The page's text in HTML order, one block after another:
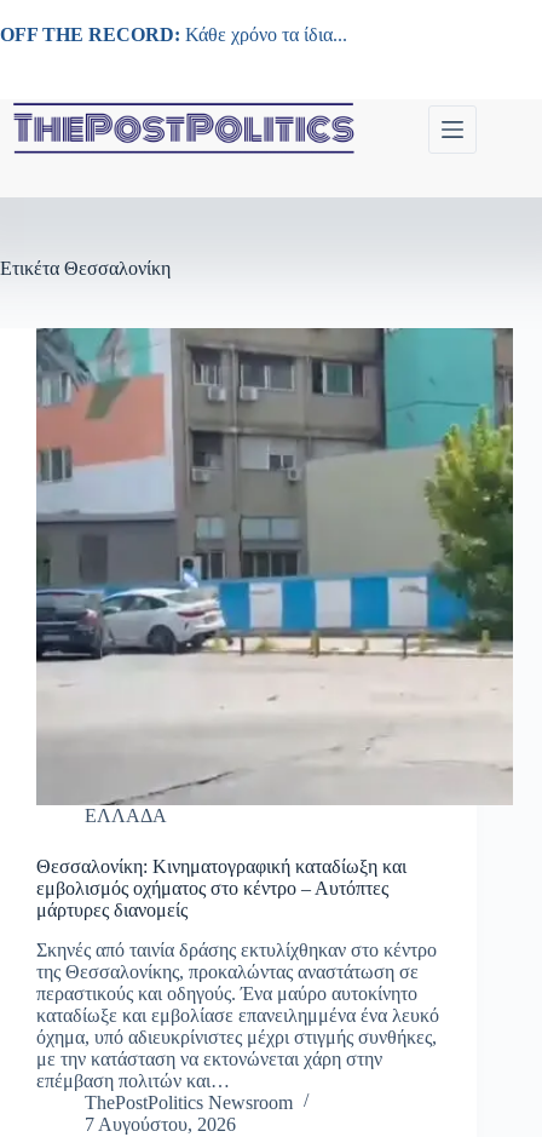
στο
OFF THE RECORD: Κάθε χρόνο τα ίδια...
Ετικέτα Θεσσαλονίκη
ΕΛΛΑΔΑ
Θεσσαλονίκη: Κινηματογραφική καταδίωξη και
εμβολισμός οχήματος στο κέντρο – Αυτόπτες
μάρτυρες διανομείς
Σκηνές από ταινία δράσης εκτυλίχθηκαν στο κέντρο
της Θεσσαλονίκης, προκαλώντας αναστάτωση σε
περαστικούς και οδηγούς. Ένα μαύρο αυτοκίνητο
καταδίωξε και εμβολίασε επανειλημμένα ένα λευκό
όχημα, υπό αδιευκρίνιστες μέχρι στιγμής συνθήκες,
με την κατάσταση να εκτονώνεται χάρη στην
επέμβαση πολιτών και…
ThePostPolitics Newsroom
7 Αυγούστου, 2026